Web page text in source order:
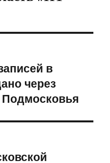
в
через
Подмосковья